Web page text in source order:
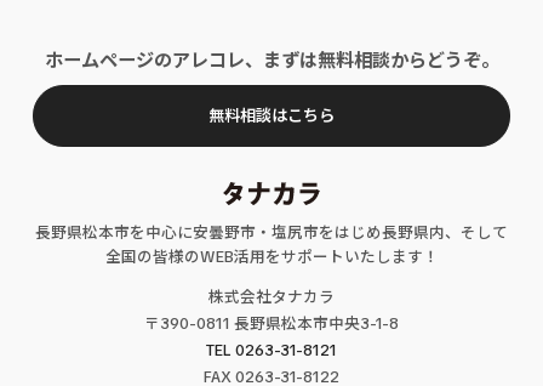
長野県松本市を中心に安曇野市・塩尻市をはじめ長野県内、そして
全国の皆様のWEB活用をサポートいたします！
株式会社タナカラ
〒390-0811 長野県松本市中央3-1-8
TEL 0263-31-8121
FAX0263-31-8122
ホームページのアレコレ、まずは無料相談からどうぞ。
無料相談はこちら